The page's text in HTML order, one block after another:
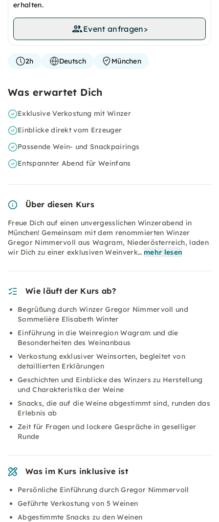
erhalten.
Event anfragen>
2h Deutsch München
Was erwartet Dich
Exklusive Verkostung mit Winzer
Einblicke direkt vom Erzeuger
Passende Wein- und Snackpairings
Entspannter Abend für Weinfans
Über diesen Kurs
Freue Dich auf einen unvergesslichen Winzerabend in
München! Gemeinsam mit dem renommierten Winzer
Gregor Nimmervoll aus Wagram, Niederösterreich, laden
wir Dich zu einer exklusiven Weinverk… mehr lesen
Wie läuft der Kurs ab?
Begrüßung durch Winzer Gregor Nimmervoll und
Sommelière Elisabeth Winter
Einführung in die Weinregion Wagram und die
Besonderheiten des Weinanbaus
Verkostung exklusiver Weinsorten, begleitet von
detaillierten Erklärungen
Geschichten und Einblicke des Winzers zu Herstellung
und Charakteristika der Weine
Snacks, die auf die Weine abgestimmt sind, runden das
Erlebnis ab
Zeit für Fragen und lockere Gespräche in geselliger
Runde
Was im Kurs inklusive ist
Persönliche Einführung durch Gregor Nimmervoll
Geführte Verkostung von 5 Weinen
Abgestimmte Snacks zu den Weinen